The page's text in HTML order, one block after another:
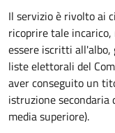
Il servizio è rivolto ai
ricoprire tale
essere iscritti
liste elettorali del
aver conseguito un
istruzione secondaria
media superiore).